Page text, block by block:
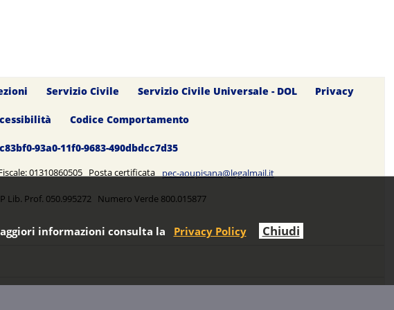
Servizio Civile Servizio Civile Universale - DOL Privacy
Codice Comportamento
93a0-11f0-9683-490dbdcc7d35
01310860505 Posta certificata pec-aoupisana@legalmail.it
Lib. Prof. 050.995272 Numero Verde 800.015877
informazioni consulta la Privacy Policy Chiudi